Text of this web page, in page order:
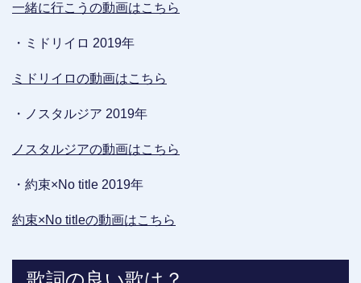
一緒に行こうの動画はこちら
・ミドリイロ 2019年
ミドリイロの動画はこちら
・ノスタルジア 2019年
ノスタルジアの動画はこちら
・約束×No title 2019年
約束×No titleの動画はこちら